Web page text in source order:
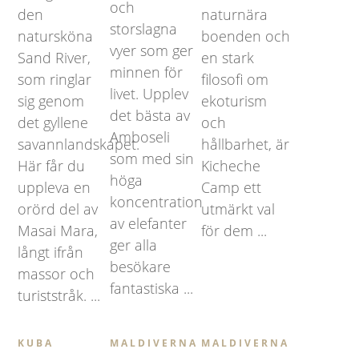
den
natursköna
Sand River,
som ringlar
sig genom
det gyllene
savannlandskapet.
Här får du
uppleva en
orörd del av
Masai Mara,
långt ifrån
massor och
turiststråk. ...
och
storslagna
vyer som ger
minnen för
livet. Upplev
det bästa av
Amboseli
som med sin
höga
koncentration
av elefanter
ger alla
besökare
fantastiska ...
naturnära
boenden och
en stark
filosofi om
ekoturism
och
hållbarhet, är
Kicheche
Camp ett
utmärkt val
för dem ...
KUBA MALDIVERNA MALDIVERNA